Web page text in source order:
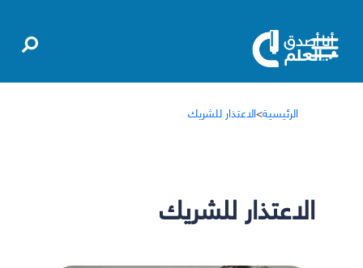
الرئيسية>الاعتذار للشريك
الاعتذار للشريك